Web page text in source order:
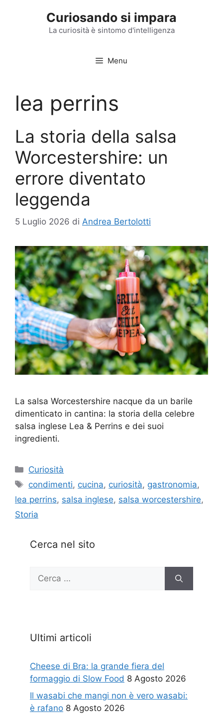
Curiosando si impara
La curiosità è sintomo d'intelligenza
Menu
lea perrins
La storia della salsa
Worcestershire: un
errore diventato
leggenda
5 Luglio 2026 di Andrea Bertolotti
La salsa Worcestershire nacque da un barile
dimenticato in cantina: la storia della celebre
salsa inglese Lea & Perrins e dei suoi
ingredienti.
Categorie
Curiosità
Tag
condimenti, cucina, curiosità, gastronomia,
lea perrins, salsa inglese, salsa worcestershire,
Storia
Cerca nel sito
Ricerca
Ultimi articoli
Cheese di Bra: la grande fiera del
formaggio di Slow Food 8 Agosto 2026
Il wasabi che mangi non è vero wasabi:
è rafano 8 Agosto 2026